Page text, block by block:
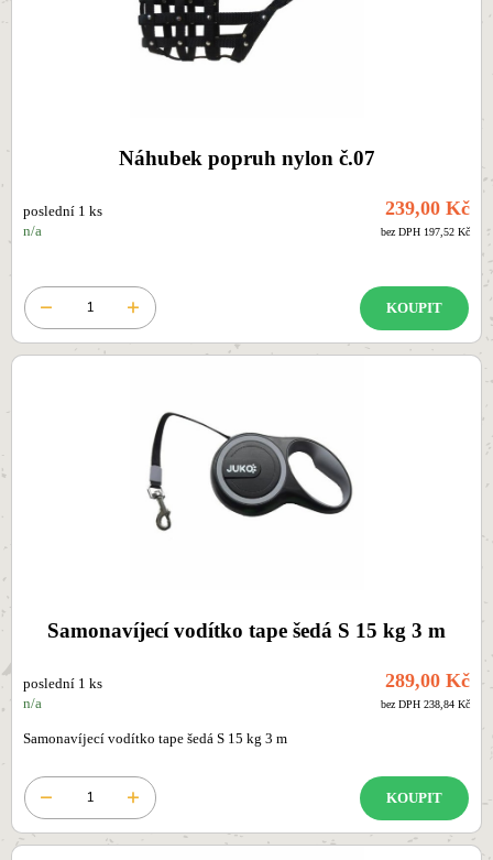
Náhubek popruh nylon č.07
poslední 1 ks
n/a
239,00 Kč
bez DPH 197,52 Kč
KOUPIT
Samonavíjecí vodítko tape šedá S 15 kg 3 m
poslední 1 ks
n/a
289,00 Kč
bez DPH 238,84 Kč
Samonavíjecí vodítko tape šedá S 15 kg 3 m
KOUPIT